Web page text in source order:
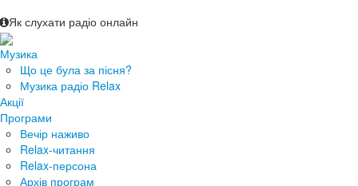
Як слухати радіо онлайн
Музика
Що це була за пісня?
Музика радіо Relax
Акції
Програми
Вечір наживо
Relax-читання
Relax-персона
Архів програм